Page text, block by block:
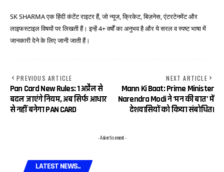
SK SHARMA एक हिंदी कंटेंट राइटर हैं, जो न्यूज, क्रिकेट, बिज़नेस, एंटरटेनमेंट और
लाइफस्टाइल विषयों पर लिखती हैं। इन्हें 4+ वर्षों का अनुभव है और ये सरल व स्पष्ट भाषा में
जानकारी देने के लिए जानी जाती हैं।
PREVIOUS ARTICLE
Pan Card New Rules: 1 अप्रैल से
बदल जाएंगे नियम, अब सिर्फ आधार
से नहीं बनेगा PAN CARD
NEXT ARTICLE
Mann Ki Baat: Prime Minister
Narendra Modi ने ‘मन की बात’ में
देशवासियों को किया संबोधित।
- Advertisement -
LATEST NEWS..